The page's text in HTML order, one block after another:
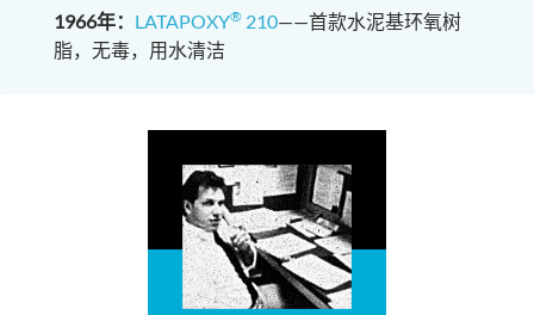
1966年： LATAPOXY® 210——首款水泥基环氧树
脂，无毒，用水清洁